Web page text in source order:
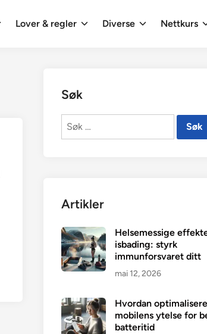
Lover & regler Diverse Nettkurs
Søk
Søk
Artikler
Helsemessige
isbading: styrk
immunforsvaret ditt
mai 12, 2026
Hvordan optimalisere
mobilens ytelse for
batteritid